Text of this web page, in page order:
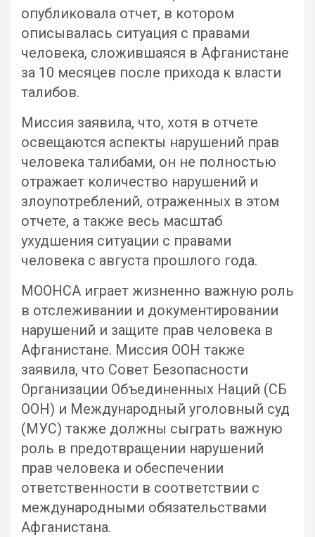
опубликовала отчет, в котором
описывалась ситуация с правами
человека, сложившаяся в Афганистане
за 10 месяцев после прихода к власти
талибов.
Миссия заявила, что, хотя в отчете
освещаются аспекты нарушений прав
человека талибами, он не полностью
отражает количество нарушений и
злоупотреблений, отраженных в этом
отчете, а также весь масштаб
ухудшения ситуации с правами
человека с августа прошлого года.
МООНСА играет жизненно важную роль
в отслеживании и документировании
нарушений и защите прав человека в
Афганистане. Миссия ООН также
заявила, что Совет Безопасности
Организации Объединенных Наций (СБ
ООН) и Международный уголовный суд
(МУС) также должны сыграть важную
роль в предотвращении нарушений
прав человека и обеспечении
ответственности в соответствии с
международными обязательствами
Афганистана.